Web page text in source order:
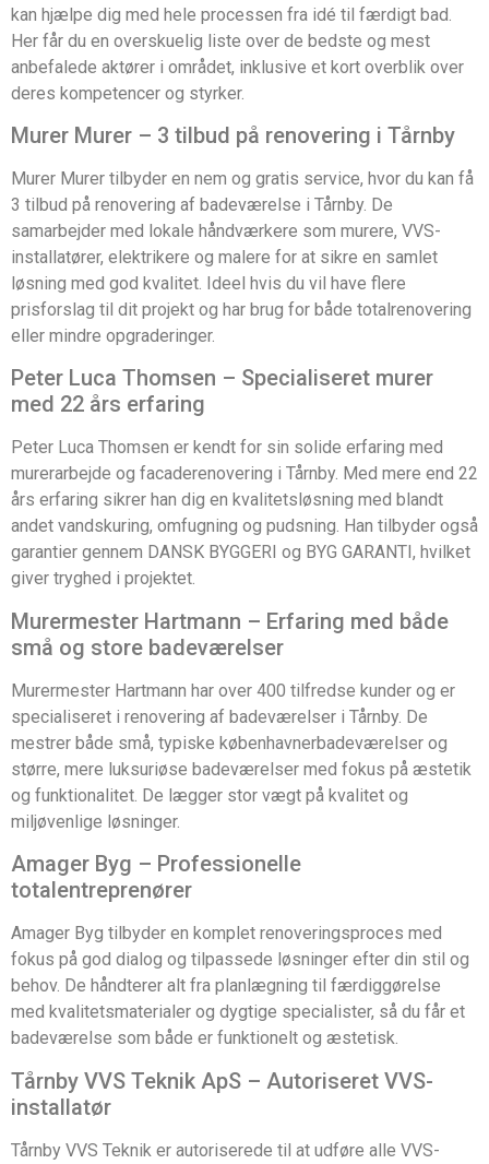
kan hjælpe dig med hele processen fra idé til færdigt bad.
Her får du en overskuelig liste over de bedste og mest
anbefalede aktører i området, inklusive et kort overblik over
deres kompetencer og styrker.
Murer Murer – 3 tilbud på renovering i Tårnby
Murer Murer tilbyder en nem og gratis service, hvor du kan få
3 tilbud på renovering af badeværelse i Tårnby. De
samarbejder med lokale håndværkere som murere, VVS-
installatører, elektrikere og malere for at sikre en samlet
løsning med god kvalitet. Ideel hvis du vil have flere
prisforslag til dit projekt og har brug for både totalrenovering
eller mindre opgraderinger.
Peter Luca Thomsen – Specialiseret murer
med 22 års erfaring
Peter Luca Thomsen er kendt for sin solide erfaring med
murerarbejde og facaderenovering i Tårnby. Med mere end 22
års erfaring sikrer han dig en kvalitetsløsning med blandt
andet vandskuring, omfugning og pudsning. Han tilbyder også
garantier gennem DANSK BYGGERI og BYG GARANTI, hvilket
giver tryghed i projektet.
Murermester Hartmann – Erfaring med både
små og store badeværelser
Murermester Hartmann har over 400 tilfredse kunder og er
specialiseret i renovering af badeværelser i Tårnby. De
mestrer både små, typiske københavnerbadeværelser og
større, mere luksuriøse badeværelser med fokus på æstetik
og funktionalitet. De lægger stor vægt på kvalitet og
miljøvenlige løsninger.
Amager Byg – Professionelle
totalentreprenører
Amager Byg tilbyder en komplet renoveringsproces med
fokus på god dialog og tilpassede løsninger efter din stil og
behov. De håndterer alt fra planlægning til færdiggørelse
med kvalitetsmaterialer og dygtige specialister, så du får et
badeværelse som både er funktionelt og æstetisk.
Tårnby VVS Teknik ApS – Autoriseret VVS-
installatør
Tårnby VVS Teknik er autoriserede til at udføre alle VVS-